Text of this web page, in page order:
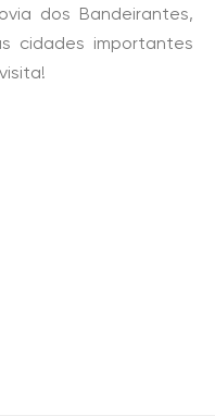
dos Bandeirantes,
cidades importantes